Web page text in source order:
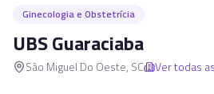
Ginecologia e Obstetrícia
UBS Guaraciaba
São Miguel Do Oeste, SC Ver todas